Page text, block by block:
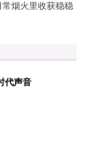
烟火里收获稳稳
代声音